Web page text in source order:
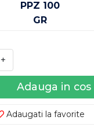
+
Adauga in cos
Adaugati la favorite